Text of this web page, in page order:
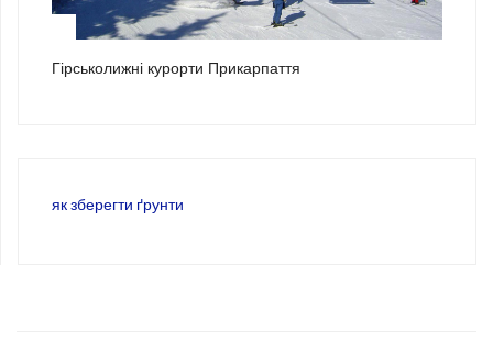
Гірськолижні курорти Прикарпаття
як зберегти ґрунти